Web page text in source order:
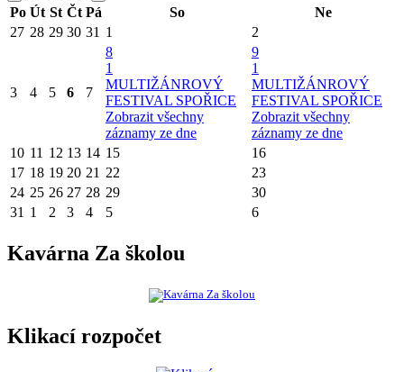
Po Út St Čt Pá So
Ne
27 28 29 30 31 1 2
3 4 5 6 7
8
1
MULTIŽÁNROVÝ
FESTIVAL SPOŘICE
Zobrazit všechny
záznamy ze dne
9
1
MULTIŽÁNROVÝ
FESTIVAL SPOŘICE
Zobrazit všechny
záznamy ze dne
10 11 12 13 14 15
16
17 18 19 20 21 22
23
24 25 26 27 28 29
30
31 1 2 3 4 5 6
Kavárna Za školou
Klikací rozpočet